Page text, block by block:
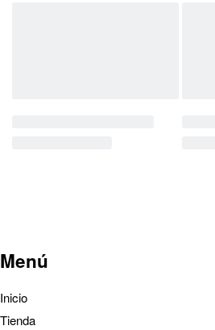
Menú
Inicio
Tienda